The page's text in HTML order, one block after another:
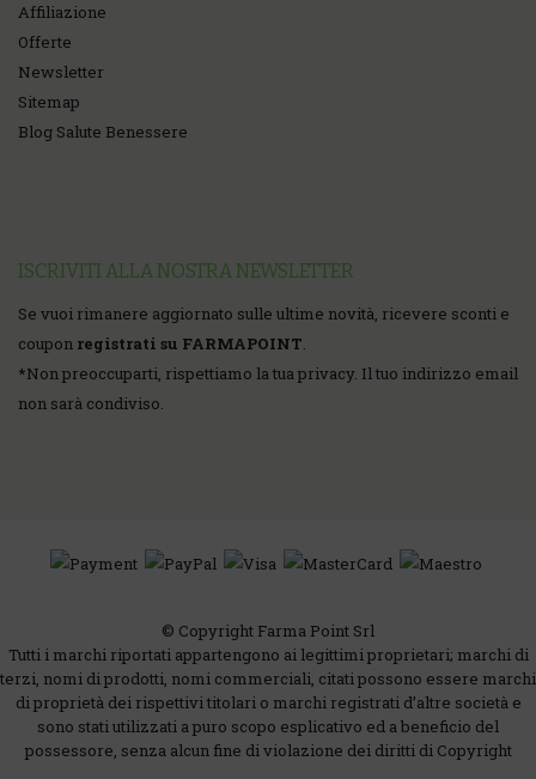
Affiliazione
Offerte
Newsletter
Sitemap
Blog Salute Benessere
ISCRIVITI ALLA NOSTRA NEWSLETTER
Se vuoi rimanere aggiornato sulle ultime novità, ricevere sconti e
coupon registrati su FARMAPOINT.
*Non preoccuparti, rispettiamo la tua privacy. Il tuo indirizzo email
non sarà condiviso.
© Copyright Farma Point Srl
Tutti i marchi riportati appartengono ai legittimi proprietari; marchi di
terzi, nomi di prodotti, nomi commerciali, citati possono essere marchi
di proprietà dei rispettivi titolari o marchi registrati d’altre società e
sono stati utilizzati a puro scopo esplicativo ed a beneficio del
possessore, senza alcun fine di violazione dei diritti di Copyright